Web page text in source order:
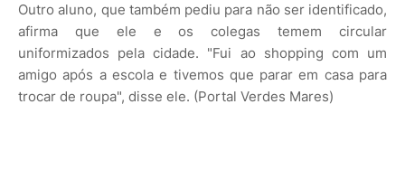
Outro aluno, que também pediu para não ser identificado,
afirma que ele e os colegas temem circular
uniformizados pela cidade. "Fui ao shopping com um
amigo após a escola e tivemos que parar em casa para
trocar de roupa", disse ele. (Portal Verdes Mares)